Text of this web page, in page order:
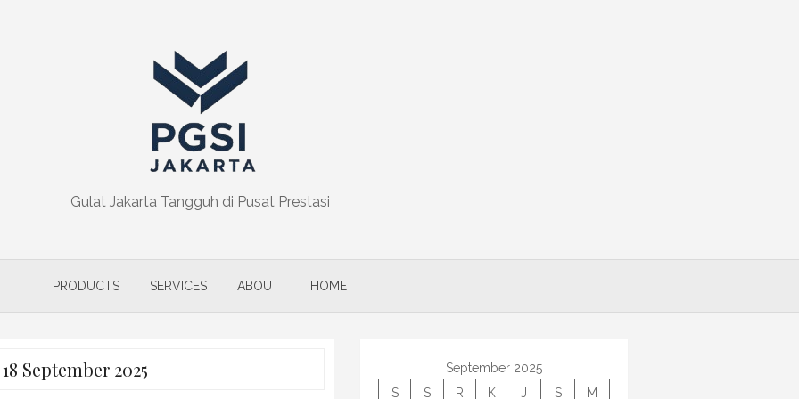
Gulat Jakarta Tangguh di Pusat Prestasi
PRODUCTS SERVICES ABOUT HOME
18 September 2025
September 2025
S
S R K J S
M